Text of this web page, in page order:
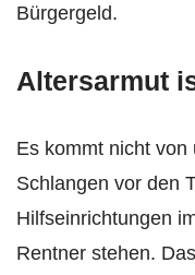
Bürgergeld.
Altersarmut
Es kommt nicht von
Schlangen vor den
Hilfseinrichtungen
Rentner stehen.